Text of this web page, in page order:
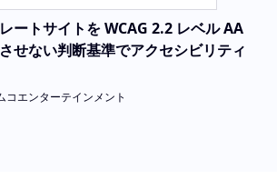
ートサイトを WCAG 2.2 レベル AA
せない判断基準でアクセシビリティ
コエンターテインメント